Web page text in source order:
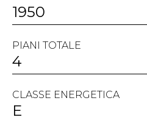
1950
PIANI TOTALE
4
CLASSE ENERGETICA
E